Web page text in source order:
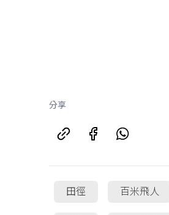
分享
田徑 百米飛人